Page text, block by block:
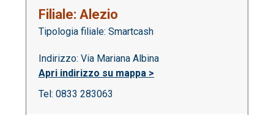
Filiale: Alezio
Tipologia filiale: Smartcash
Indirizzo: Via Mariana Albina
Apri indirizzo su mappa >
Tel: 0833 283063